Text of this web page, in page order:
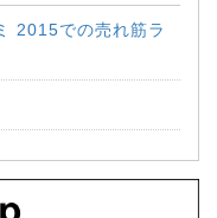
2015での売れ筋ラ